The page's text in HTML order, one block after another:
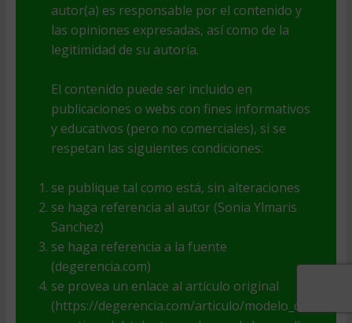
autor(a) es responsable por el contenido y
las opiniones expresadas, así como de la
legitimidad de su autoría.
El contenido puede ser incluido en
publicaciones o webs con fines informativos
y educativos (pero no comerciales), si se
respetan las siguientes condiciones:
se publique tal como está, sin alteraciones
se haga referencia al autor (Sonia Ylmaris
Sanchez)
se haga referencia a la fuente
(degerencia.com)
se provea un enlace al artículo original
(https://degerencia.com/articulo/modelo_de